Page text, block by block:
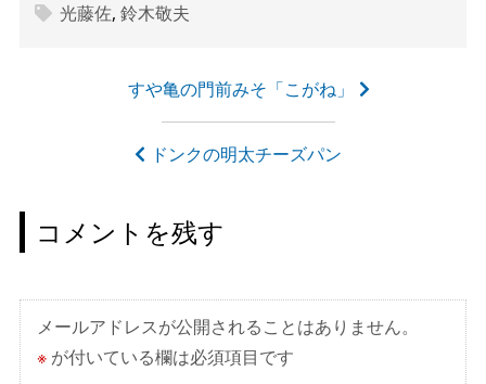
光藤佐, 鈴木敬夫
ゲ
ー
シ
ョ
ン
すや亀の門前みそ「こがね」
ドンクの明太チーズパン
コメントを残す
メールアドレスが公開されることはありません。
※が付いている欄は必須項目です